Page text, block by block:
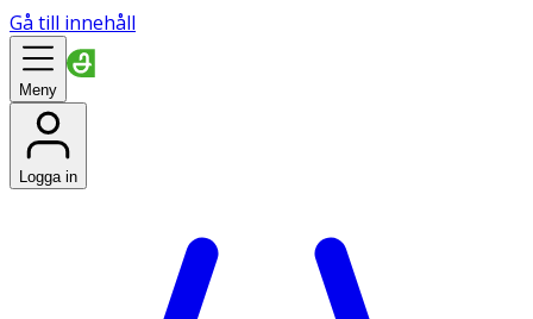
Gå till innehåll
Meny
Logga in